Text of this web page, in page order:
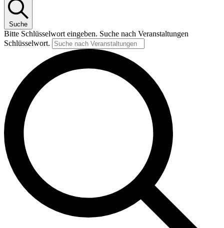
Suche
Bitte Schlüsselwort eingeben. Suche nach Veranstaltungen
Schlüsselwort.